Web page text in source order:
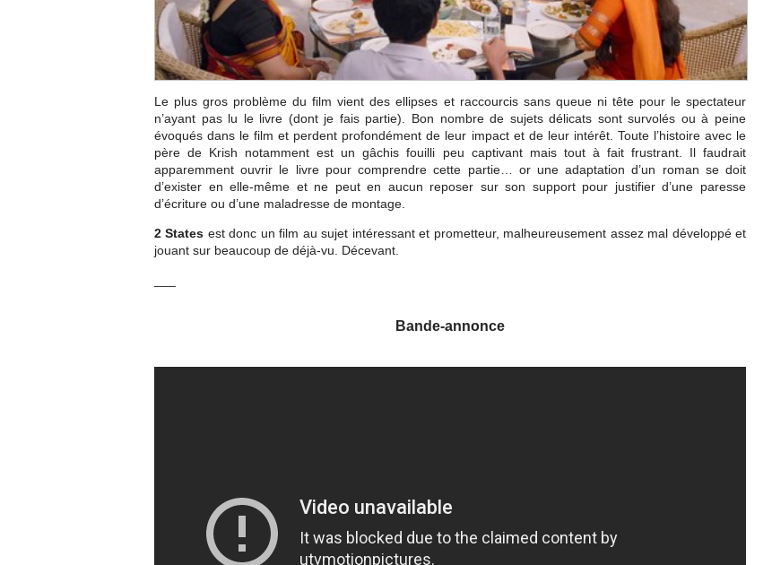
Le plus gros problème du film vient des ellipses et raccourcis sans queue ni tête pour le spectateur
n’ayant pas lu le livre (dont je fais partie). Bon nombre de sujets délicats sont survolés ou à peine
évoqués dans le film et perdent profondément de leur impact et de leur intérêt. Toute l’histoire avec le
père de Krish notamment est un gâchis fouilli peu captivant mais tout à fait frustrant. Il faudrait
apparemment ouvrir le livre pour comprendre cette partie… or une adaptation d’un roman se doit
d’exister en elle-même et ne peut en aucun reposer sur son support pour justifier d’une paresse
d’écriture ou d’une maladresse de montage.
2 States est donc un film au sujet intéressant et prometteur, malheureusement assez mal développé et
jouant sur beaucoup de déjà-vu. Décevant.
Bande-annonce